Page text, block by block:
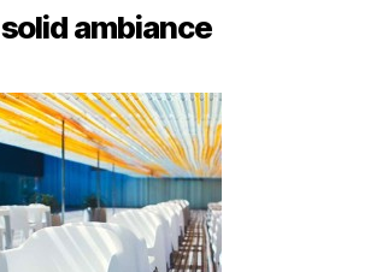
solid ambiance